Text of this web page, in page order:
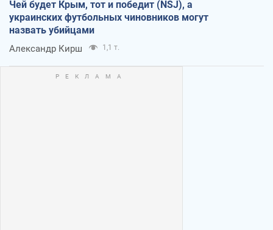
Чей будет Крым, тот и победит (NSJ), а
украинских футбольных чиновников могут
назвать убийцами
Александр Кирш 1,1 т.